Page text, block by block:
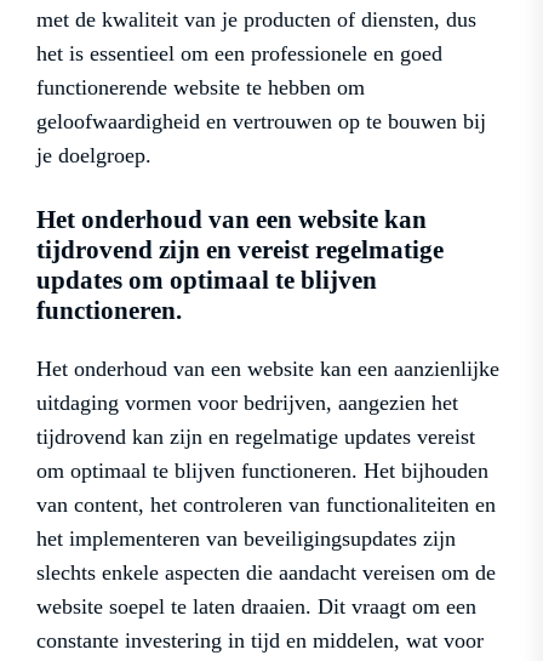
met de kwaliteit van je producten of diensten, dus
het is essentieel om een professionele en goed
functionerende website te hebben om
geloofwaardigheid en vertrouwen op te bouwen bij
je doelgroep.
Het onderhoud van een website kan
tijdrovend zijn en vereist regelmatige
updates om optimaal te blijven
functioneren.
Het onderhoud van een website kan een aanzienlijke
uitdaging vormen voor bedrijven, aangezien het
tijdrovend kan zijn en regelmatige updates vereist
om optimaal te blijven functioneren. Het bijhouden
van content, het controleren van functionaliteiten en
het implementeren van beveiligingsupdates zijn
slechts enkele aspecten die aandacht vereisen om de
website soepel te laten draaien. Dit vraagt om een
constante investering in tijd en middelen, wat voor